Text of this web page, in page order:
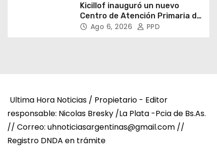
Kicillof inauguró un nuevo
Centro de Atención Primaria de
la Salud
Ago 6, 2026 PPD
Ultima Hora Noticias / Propietario - Editor
responsable: Nicolas Bresky /La Plata -Pcia de Bs.As.
// Correo: uhnoticiasargentinas@gmail.com //
Registro DNDA en trámite